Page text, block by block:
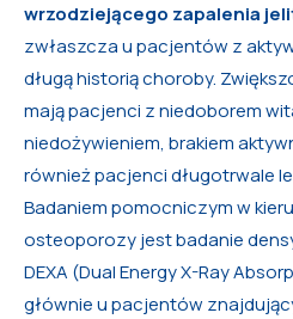
wrzodziejącego zapalenia
zwłaszcza u pacjentów z
długą historią choroby.
mają pacjenci z niedoborem
niedożywieniem, brakiem
również pacjenci długotrwale
Badaniem pomocniczym w
osteoporozy jest badanie
DEXA (Dual Energy X-Ray
głównie u pacjentów